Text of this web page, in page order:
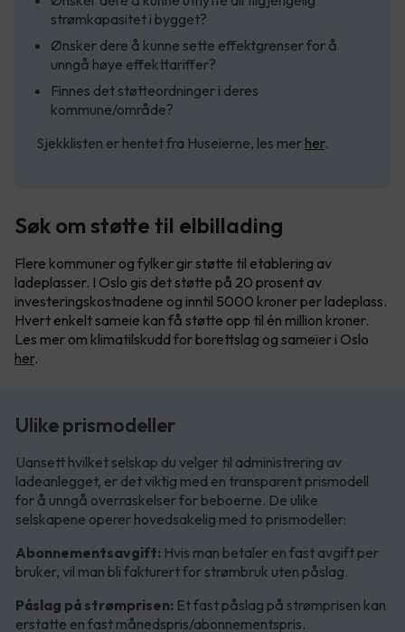
strømkapasitet i bygget?
Ønsker dere å kunne sette effektgrenser for å
unngå høye effekttariffer?
Finnes det støtteordninger i deres
kommune/område?
Sjekklisten er hentet fra Huseierne, les mer her.
Søk om støtte til elbillading
Flere kommuner og fylker gir støtte til etablering av
ladeplasser. I Oslo gis det støtte på 20 prosent av
investeringskostnadene og inntil 5000 kroner per ladeplass.
Hvert enkelt sameie kan få støtte opp til én million kroner.
Les mer om klimatilskudd for borettslag og sameier i Oslo
her.
Ulike prismodeller
Uansett hvilket selskap du velger til administrering av
ladeanlegget, er det viktig med en transparent prismodell
for å unngå overraskelser for beboerne. De ulike
selskapene operer hovedsakelig med to prismodeller:
Abonnementsavgift: Hvis man betaler en fast avgift per
bruker, vil man bli fakturert for strømbruk uten påslag.
Påslag på strømprisen: Et fast påslag på strømprisen kan
erstatte en fast månedspris/abonnementspris.